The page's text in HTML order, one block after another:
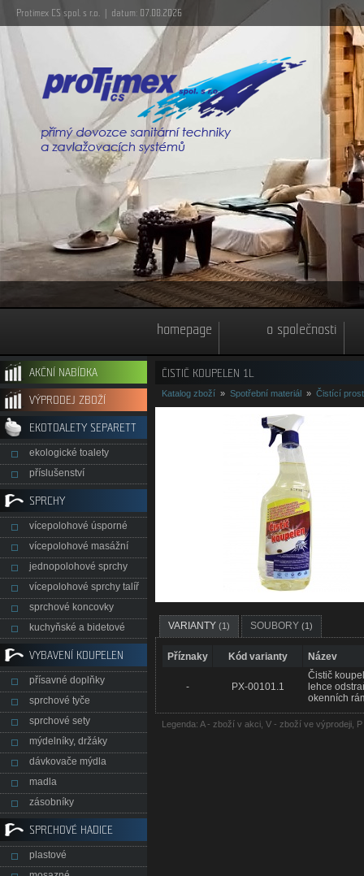
Protimex CS spol. s r.o. | datum: 07.08.2026
homepage o společnosti
AKČNÍ NABÍDKA
VÝPRODEJ ZBOŽÍ
EKOTOALETY SEPARETT
ekologické toalety
příslušenství
SPRCHY
vícepolohové úsporné
vícepolohové masážní
jednopolohové sprchy
vícepolohové sprchy talíř
sprchové koncovky
kuchyňské a bidetové
VYBAVENÍ KOUPELEN
přísavné doplňky
sprchové tyče
sprchové sety
mýdelníky, držáky
dávkovače mýdla
madla
zásobníky
SPRCHOVÉ HADICE
plastové
ČISTIČ KOUPELEN 1L
Katalog zboží » Spotřební materiál » Čistící
VARIANTY (1) SOUBORY (1)
Příznaky Kód varianty Název
- PX-00101.1
Čistič
lehce
okenních
Legenda: A - zboží v akci, V - zboží ve výprodeji,